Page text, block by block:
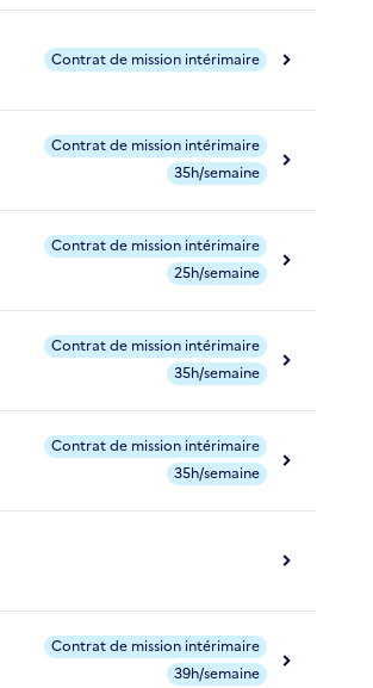
Contrat de mission intérimaire
Contrat de mission intérimaire
35h/semaine
Contrat de mission intérimaire
25h/semaine
Contrat de mission intérimaire
35h/semaine
Contrat de mission intérimaire
35h/semaine
Contrat de mission intérimaire
39h/semaine